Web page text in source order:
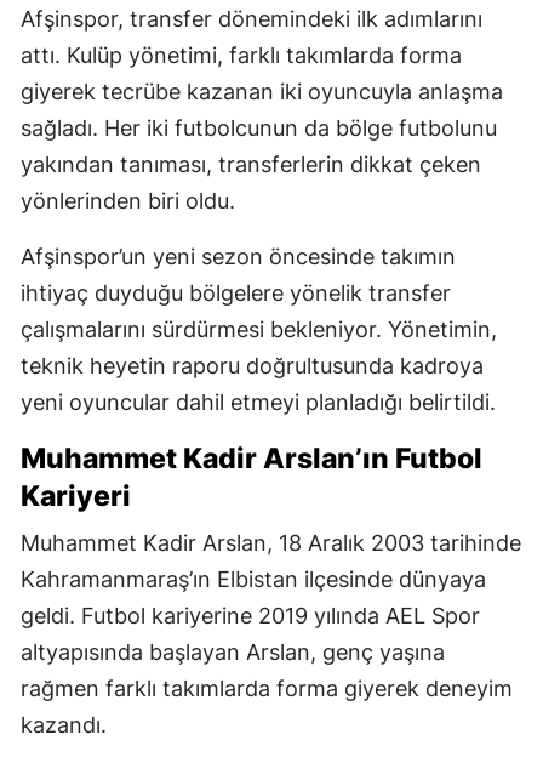
Afşinspor, transfer dönemindeki ilk adımlarını
attı. Kulüp yönetimi, farklı takımlarda forma
giyerek tecrübe kazanan iki oyuncuyla anlaşma
sağladı. Her iki futbolcunun da bölge futbolunu
yakından tanıması, transferlerin dikkat çeken
yönlerinden biri oldu.
Afşinspor’un yeni sezon öncesinde takımın
ihtiyaç duyduğu bölgelere yönelik transfer
çalışmalarını sürdürmesi bekleniyor. Yönetimin,
teknik heyetin raporu doğrultusunda kadroya
yeni oyuncular dahil etmeyi planladığı belirtildi.
Muhammet Kadir Arslan’ın Futbol
Kariyeri
Muhammet Kadir Arslan, 18 Aralık 2003 tarihinde
Kahramanmaraş’ın Elbistan ilçesinde dünyaya
geldi. Futbol kariyerine 2019 yılında AEL Spor
altyapısında başlayan Arslan, genç yaşına
rağmen farklı takımlarda forma giyerek deneyim
kazandı.